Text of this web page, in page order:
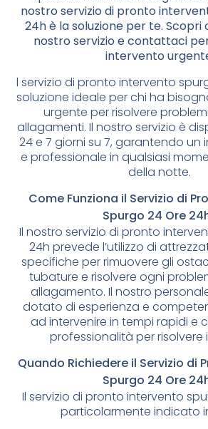
nostro servizio di pronto
24h è la soluzione per te. Scopri
nostro servizio e contattaci
intervento
l servizio di pronto intervento
soluzione ideale per chi ha
urgente per risolvere
allagamenti. Il nostro servizio è
24 e 7 giorni su 7, garantendo
e professionale in qualsiasi
della notte.
Come Funziona il Servizio di
Spurgo 24 Ore
Il nostro servizio di pronto
24h prevede l’utilizzo di
specifiche per rimuovere gli
tubature e risolvere ogni
allagamento. Il nostro
dotato di esperienza e
ad intervenire in tempi rapidi e
professionalità per risolvere
Quando Richiedere il Servizio di
Spurgo 24 Ore
Il servizio di pronto intervento
particolarmente indicato